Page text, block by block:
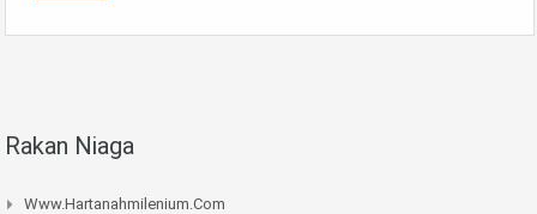
Rakan Niaga
Www.hartanahmilenium.com